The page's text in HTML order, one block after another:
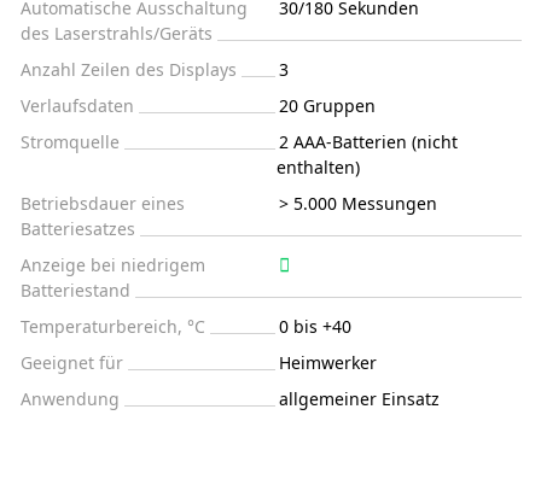
Automatische Ausschaltung
des Laserstrahls/Geräts
30/180 Sekunden
Anzahl Zeilen des Displays
3
Verlaufsdaten
20 Gruppen
Stromquelle
2 AAA-Batterien (nicht
enthalten)
Betriebsdauer eines
Batteriesatzes
> 5.000 Messungen
Anzeige bei niedrigem
Batteriestand
Temperaturbereich, °C
0 bis +40
Geeignet für
Heimwerker
Anwendung
allgemeiner Einsatz